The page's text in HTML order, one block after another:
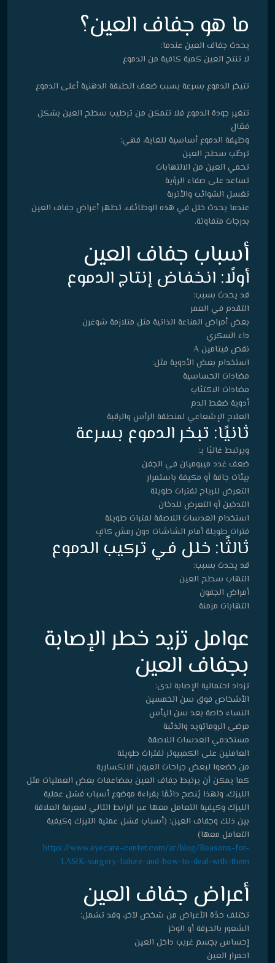
ما هو جفاف العين؟
يحدث جفاف العين عندما:
لا تنتج العين كمية كافية من الدموع
تتبخر الدموع بسرعة بسبب ضعف الطبقة الدهنية أعلى الدموع
تتغير جودة الدموع فلا تتمكن من ترطيب سطح العين بشكل
فعّال
وظيفة الدموع أساسية للغاية، فهي:
ترطّب سطح العين
تحمي العين من الالتهابات
تساعد على صفاء الرؤية
تغسل الشوائب والأتربة
عندما يحدث خلل في هذه الوظائف، تظهر أعراض جفاف العين
بدرجات متفاوتة.
أسباب جفاف العين
أولًا: انخفاض إنتاج الدموع
قد يحدث بسبب:
التقدم في العمر
بعض أمراض المناعة الذاتية مثل متلازمة شوغرن
داء السكري
نقص فيتامين A
استخدام بعض الأدوية مثل:
مضادات الحساسية
مضادات الاكتئاب
أدوية ضغط الدم
العلاج الإشعاعي لمنطقة الرأس والرقبة
ثانيًا: تبخر الدموع بسرعة
ويرتبط غالبًا بـ:
ضعف غدد ميبوميان في الجفن
بيئات جافة أو مكيفة باستمرار
التعرض للرياح لفترات طويلة
التدخين أو التعرض للدخان
استخدام العدسات اللاصقة لفترات طويلة
فترات طويلة أمام الشاشات دون رمش كافٍ
ثالثًا: خلل في تركيب الدموع
قد يحدث بسبب:
التهاب سطح العين
أمراض الجفون
التهابات مزمنة
عوامل تزيد خطر الإصابة
بجفاف العين
تزداد احتمالية الإصابة لدى:
الأشخاص فوق سن الخمسين
النساء خاصة بعد سن اليأس
مرضى الروماتويد والذئبة
مستخدمي العدسات اللاصقة
العاملين على الكمبيوتر لفترات طويلة
من خضعوا لبعض جراحات العيون الانكسارية
كما يمكن أن يرتبط جفاف العين بمضاعفات بعض العمليات مثل
الليزك، ولهذا يُنصح دائمًا بقراءة موضوع أسباب فشل عملية
الليزك وكيفية التعامل معها عبر الرابط التالي لمعرفة العلاقة
بين ذلك وجفاف العين: (أسباب فشل عملية الليزك وكيفية
التعامل معها)
https://www.eyecare-center.com/ar/blog/Reasons-for-
LASIK-surgery-failure-and-how-to-deal-with-them
أعراض جفاف العين
تختلف حدّة الأعراض من شخص لآخر، وقد تشمل:
الشعور بالحرقة أو الوخز
إحساس بجسم غريب داخل العين
احمرار العين